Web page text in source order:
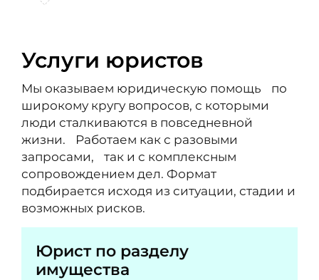
Услуги юристов
Мы оказываем юридическую помощь по
широкому кругу вопросов, с которыми
люди сталкиваются в повседневной
жизни. Работаем как с разовыми
запросами, так и с комплексным
сопровождением дел. Формат
подбирается исходя из ситуации, стадии и
возможных рисков.
Юрист по разделу
имущества